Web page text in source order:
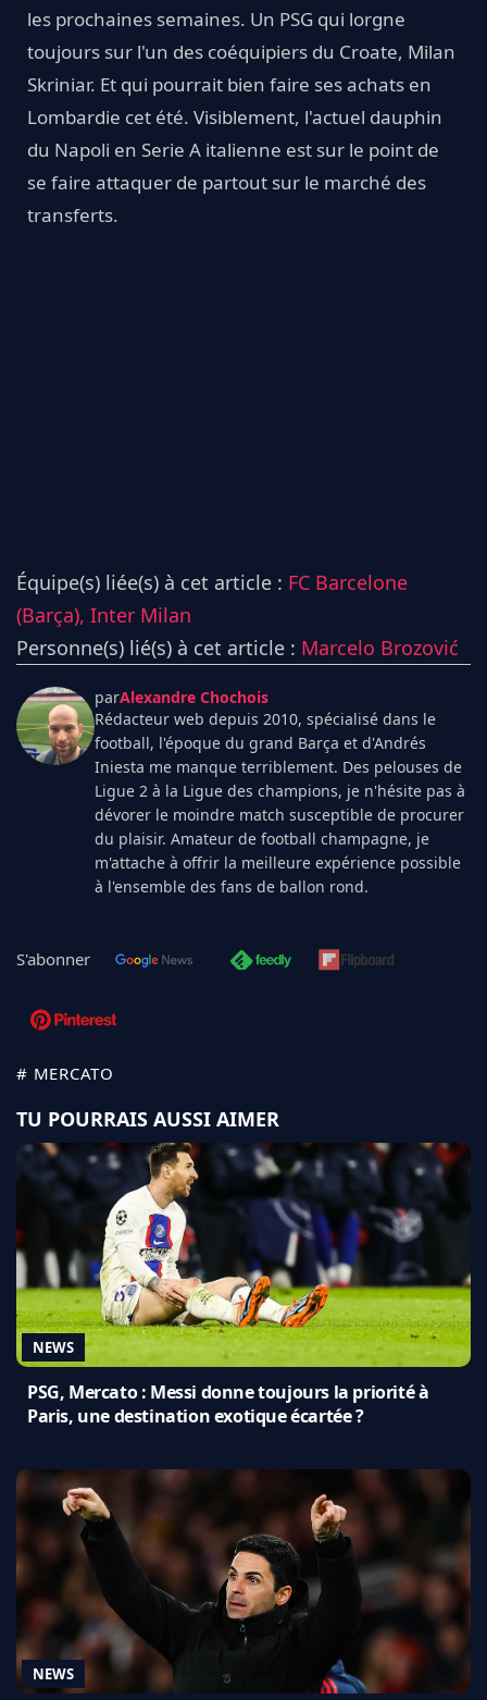
les prochaines semaines. Un PSG qui lorgne
toujours sur l'un des coéquipiers du Croate, Milan
Skriniar. Et qui pourrait bien faire ses achats en
Lombardie cet été. Visiblement, l'actuel dauphin
du Napoli en Serie A italienne est sur le point de
se faire attaquer de partout sur le marché des
transferts.
Équipe(s) liée(s) à cet article : FC Barcelone
(Barça), Inter Milan
Personne(s) lié(s) à cet article : Marcelo Brozović
parAlexandre Chochois
Rédacteur web depuis 2010, spécialisé dans le
football, l'époque du grand Barça et d'Andrés
Iniesta me manque terriblement. Des pelouses de
Ligue 2 à la Ligue des champions, je n'hésite pas à
dévorer le moindre match susceptible de procurer
du plaisir. Amateur de football champagne, je
m'attache à offrir la meilleure expérience possible
à l'ensemble des fans de ballon rond.
S'abonner
# MERCATO
TU POURRAIS AUSSI AIMER
NEWS
PSG, Mercato : Messi donne toujours la priorité à
Paris, une destination exotique écartée ?
NEWS